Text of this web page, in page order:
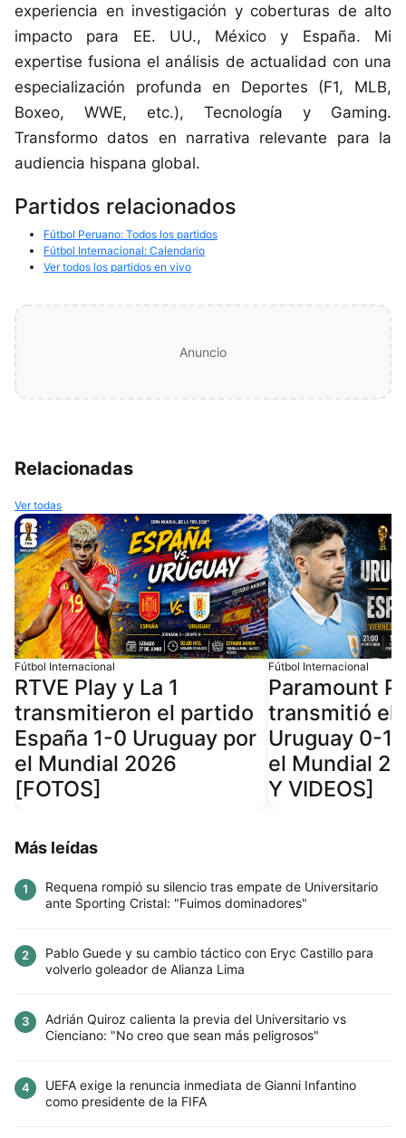
experiencia en investigación y coberturas de alto
impacto para EE. UU., México y España. Mi
expertise fusiona el análisis de actualidad con una
especialización profunda en Deportes (F1, MLB,
Boxeo, WWE, etc.), Tecnología y Gaming.
Transformo datos en narrativa relevante para la
audiencia hispana global.
Partidos relacionados
Fútbol Peruano: Todos los partidos
Fútbol Internacional: Calendario
Ver todos los partidos en vivo
Anuncio
Relacionadas
Ver todas
Fútbol Internacional
RTVE Play y La 1
transmitieron el partido
España 1-0 Uruguay por
el Mundial 2026
[FOTOS]
Fútbol Internacional
Paramount
transmitió el
Uruguay 0-1
el Mundial
Y VIDEOS]
Más leídas
1
Requena rompió su silencio tras empate de Universitario
ante Sporting Cristal: "Fuimos dominadores"
2
Pablo Guede y su cambio táctico con Eryc Castillo para
volverlo goleador de Alianza Lima
3
Adrián Quiroz calienta la previa del Universitario vs
Cienciano: "No creo que sean más peligrosos"
4
UEFA exige la renuncia inmediata de Gianni Infantino
como presidente de la FIFA